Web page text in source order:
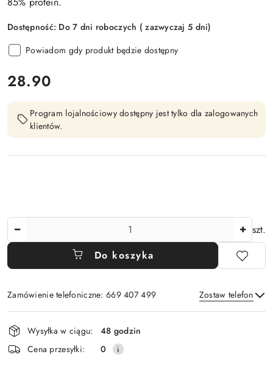
Dostępność: Do 7 dni roboczych ( zazwyczaj 5 dni)
Powiadom gdy produkt będzie dostępny
cena:
28.90
Program lojalnościowy dostępny jest tylko dla zalogowanych
klientów.
szt.
Do koszyka
Zamówienie telefoniczne: 669 407 499 Zostaw telefon
Wyślij
Dostępność
i
dostawa
Wysyłka w ciągu:
48 godzin
Cena przesyłki:
0